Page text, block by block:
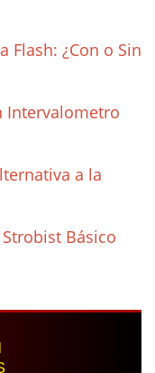
Flash: ¿Con o Sin
Intervalometro
a la
Básico